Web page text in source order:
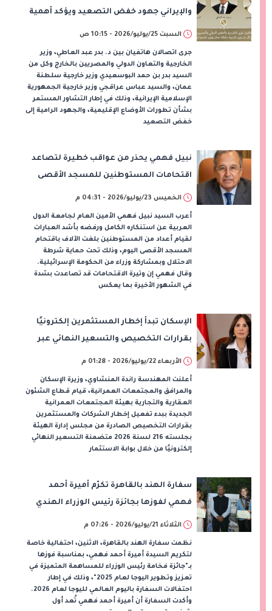
والإيراني جهود خفض التصعيد ويؤكد أهمية
تأمين الملاحة
السبت 25/يوليو/2026 - 10:15 ص
جرى اتصالان هاتفيان بين د. بدر عبد العاطي، وزير
الخارجية والتعاون الدولي والمصريين بالخارج وكل من
السيد بدر بن حمد البوسعيدي وزير خارجية سلطنة
عمان، والسيد عباس عراقجي وزير خارجية الجمهورية
الإسلامية الإيرانية، وذلك في إطار التشاور المستمر
بشأن تطورات الأوضاع الإقليمية، والجهود الرامية إلى
خفض التصعيد
نبيل فهمي يحذر من عواقب خطيرة لتصاعد
اقتحامات المستوطنين للمسجد الأقصى
الخميس 23/يوليو/2026 - 04:31 م
أعرب السيد نبيل فهمي الأمين العام لجامعة الدول
العربية عن استنكاره الكامل ورفضه بأشد العبارات
لقيام أعداد من المستوطنين بلغت الآلاف باقتحام
المسجد الأقصى اليوم، وذلك تحت حماية شرطة
الاحتلال وبمشاركة وزراء من الحكومة الإسرائيلية.
وقال فهمي إن وتيرة الاقتحامات قد تصاعدت بشدة
في الشهور الأخيرة بما يعكس
الإسكان تبدأ إخطار المستثمرين إلكترونيًا
بقرارات التخصيص والتسعير النهائي عبر
بوابتي الاستثمار وخدمات المستثمرين
الأربعاء 22/يوليو/2026 - 01:28 م
أعلنت المهندسة راندة المنشاوي، وزيرة الإسكان
والمرافق والمجتمعات العمرانية، قيام قطاع الشئون
العقارية والتجارية بهيئة المجتمعات العمرانية
الجديدة ببدء تفعيل إخطار الشركات والمستثمرين
بقرارات التخصيص الصادرة من مجلس إدارة الهيئة
بجلسته 216 لسنة 2026 متضمنة التسعير النهائي
إلكترونيًا من خلال بوابة الاستثمار
سفارة الهند بالقاهرة تكرّم أميرة أحمد
فهمي لفوزها بجائزة رئيس الوزراء الهندي
لليوجا
الثلاثاء 21/يوليو/2026 - 07:26 م
نظمت سفارة الهند بالقاهرة، الاثنين، احتفالية خاصة
لتكريم السيدة أميرة أحمد فهمي، بمناسبة فوزها
بـ"جائزة فخامة رئيس الوزراء للمساهمة المتميزة في
تعزيز وتطوير اليوجا لعام 2025"، وذلك في إطار
احتفالات السفارة باليوم العالمي لليوجا لعام 2026.
وأكدت السفارة أن أميرة أحمد فهمي تُعد أول